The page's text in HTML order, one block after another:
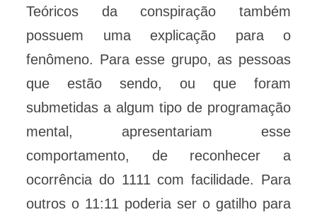
Teóricos da conspiração também
possuem uma explicação para o
fenômeno. Para esse grupo, as pessoas
que estão sendo, ou que foram
submetidas a algum tipo de programação
mental, apresentariam esse
comportamento, de reconhecer a
ocorrência do 1111 com facilidade. Para
outros o 11:11 poderia ser o gatilho para